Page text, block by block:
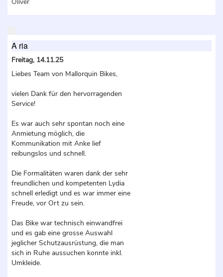
A ria
Freitag, 14.11.25
Liebes Team von Mallorquin Bikes,
vielen Dank für den hervorragenden
Service!
Es war auch sehr spontan noch eine
Anmietung möglich, die
Kommunikation mit Anke lief
reibungslos und schnell.
Die Formalitäten waren dank der sehr
freundlichen und kompetenten Lydia
schnell erledigt und es war immer eine
Freude, vor Ort zu sein.
Das Bike war technisch einwandfrei
und es gab eine grosse Auswahl
jeglicher Schutzausrüstung, die man
sich in Ruhe aussuchen konnte inkl.
Umkleide.